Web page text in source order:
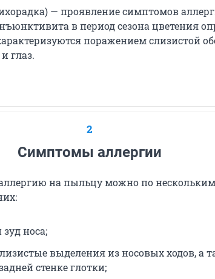
— проявление симптомов
в период сезона цветения
поражением слизистой
глаз.
2
Симптомы аллергии
аллергию на пыльцу можно по нескольким
носа;
выделения из носовых ходов, а
стенке глотки;